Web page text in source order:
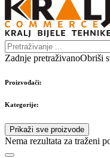
Zadnje pretraživanoObriši
Proizvođači:
Kategorije:
Prikaži sve proizvode
Nema rezultata za traženi